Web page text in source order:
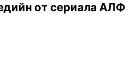
от сериала АЛФ